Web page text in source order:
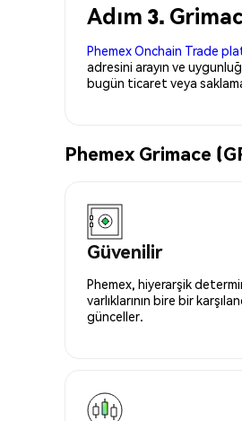
Adım 3.
Phemex Onchain Trade
adresini arayın ve
bugün ticaret veya
Phemex Grimace
Güvenilir
Phemex, hiyerarşik
varlıklarının bire bir
günceller.